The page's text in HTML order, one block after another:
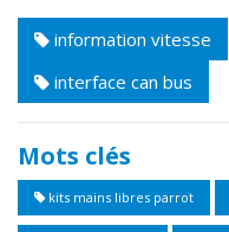
information vitesse
interface can bus
Mots clés
kits mains libres parrot